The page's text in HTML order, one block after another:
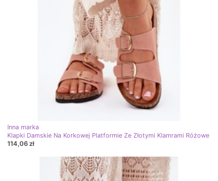
Inna marka
Klapki Damskie Na Korkowej Platformie Ze Złotymi Klamrami Różowe
114,06 zł